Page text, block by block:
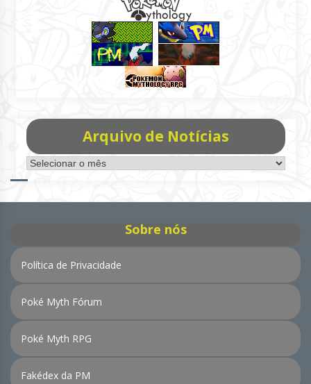
Arquivo de Notícias
Arquivo
de
Sobre nós
Política de Privacidade
Poké Myth Fórum
Poké Myth RPG
Fakédex da PM